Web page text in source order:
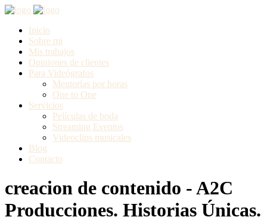
Inicio
Sobre mi
Mis trabajos
Opiniones de clientes
Para Videógrafos
Mentorías por horas
One to One
Servicios
Películas de boda
Streaming Eventos
Videoclips musicales
Blog
Contacto
creacion de contenido - A2C
Producciones. Historias Únicas.